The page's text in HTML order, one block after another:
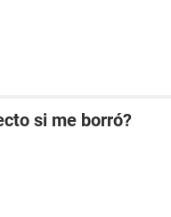
si me borró?